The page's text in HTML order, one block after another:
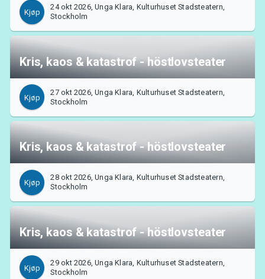
Kjøp
24 okt 2026, Unga Klara, Kulturhuset Stadsteatern,
Stockholm
Kris, kaos & katastrof - höstlovsteater
Kjøp
27 okt 2026, Unga Klara, Kulturhuset Stadsteatern,
Stockholm
Kris, kaos & katastrof - höstlovsteater
Kjøp
28 okt 2026, Unga Klara, Kulturhuset Stadsteatern,
Stockholm
Kris, kaos & katastrof - höstlovsteater
Kjøp
29 okt 2026, Unga Klara, Kulturhuset Stadsteatern,
Stockholm